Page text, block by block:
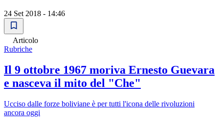
24 Set 2018 - 14:46
Articolo
Rubriche
Il 9 ottobre 1967 moriva Ernesto Guevara
e nasceva il mito del "Che"
Ucciso dalle forze boliviane è per tutti l'icona delle rivoluzioni
ancora oggi